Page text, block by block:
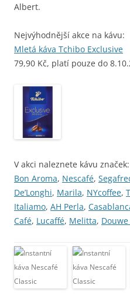
Albert.
Nejvýhodnější akce na kávu:
Mletá káva Tchibo Exclusive
79,90 Kč, platí pouze do
V akci naleznete kávu značek:
Bon Aroma, Nescafé,
De’Longhi, Marila, NYcoffee,
Italiamo, AH Perla,
Café, Lucaffé, Melitta,